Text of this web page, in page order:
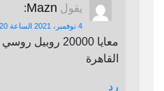
يقول Mazn
:
4 نوفمبر، 2021 الساعة 4:20 م
معايا 20000
القاهرة
رد